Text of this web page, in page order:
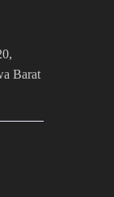
Barat